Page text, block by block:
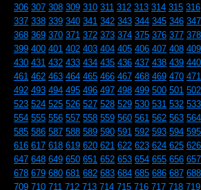
306 307 308 309 310 311 312 313 314 315 316
337 338 339 340 341 342 343 344 345 346 347
368 369 370 371 372 373 374 375 376 377 378
399 400 401 402 403 404 405 406 407 408 409
430 431 432 433 434 435 436 437 438 439 440
461 462 463 464 465 466 467 468 469 470 471
492 493 494 495 496 497 498 499 500 501 502
523 524 525 526 527 528 529 530 531 532 533
554 555 556 557 558 559 560 561 562 563 564
585 586 587 588 589 590 591 592 593 594 595
616 617 618 619 620 621 622 623 624 625 626
647 648 649 650 651 652 653 654 655 656 657
678 679 680 681 682 683 684 685 686 687 688
709 710 711 712 713 714 715 716 717 718 719